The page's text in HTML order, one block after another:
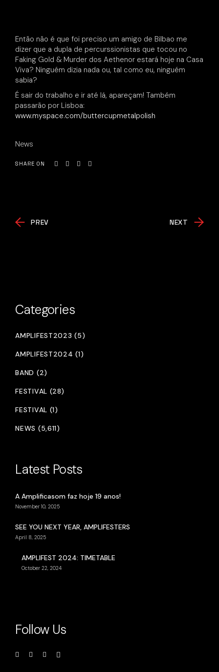
Então não é que foi preciso um amigo de Bilbao me
dizer que a dupla de percurssionistas que tocou no
Faking Gold & Murder dos Aethenor estará hoje na Casa
Viva? Ninguém dizia nada ou, tal como eu, ninguém
sabia?
É sair do trabalho e ir até lá, apareçam! Também
passarão por Lisboa:
www.myspace.com/buttercupmetalpolish
News
SHARE ON
PREV NEXT
Categories
AMPLIFEST2023 (5)
AMPLIFEST2024 (1)
BAND (2)
FESTIVAL (28)
FESTIVAL (1)
NEWS (5,611)
Latest Posts
A Amplificasom faz hoje 19 anos!
November 10, 2025
SEE YOU NEXT YEAR, AMPLIFESTERS
April 8, 2025
AMPLIFEST 2024: TIMETABLE
October 22, 2024
Follow Us